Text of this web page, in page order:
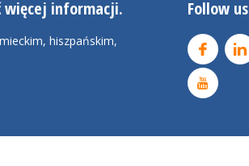
więcej informacji.
hiszpańskim,
Follow us